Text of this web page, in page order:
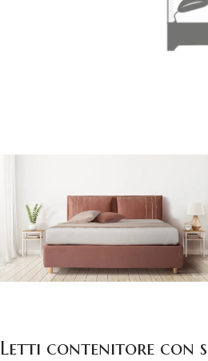
Letti contenitore con